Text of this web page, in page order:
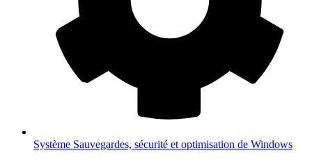
Système Sauvegardes, sécurité et optimisation de Windows